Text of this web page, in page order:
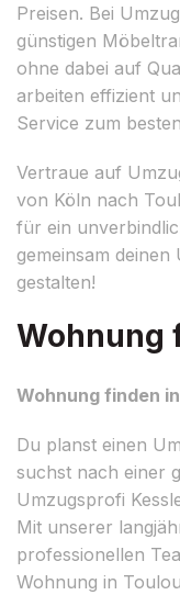
Preisen. Bei
günstigen
ohne dabei auf
arbeiten effizient
Service zum besten
Vertraue auf
von Köln nach
für ein
gemeinsam
gestalten!
Wohnung
Wohnung finden
Du planst einen
suchst nach einer
Umzugsprofi
Mit unserer
professionellen
Wohnung in